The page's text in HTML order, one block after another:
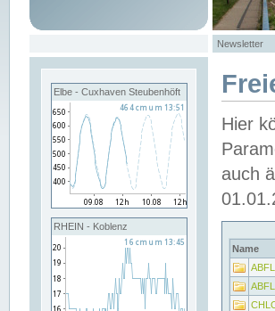
Newsletter
Elbe - Cuxhaven Steubenhöft
RHEIN - Koblenz
Hier
auch
Name